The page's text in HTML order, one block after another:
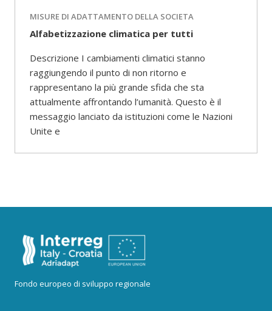
MISURE DI ADATTAMENTO DELLA SOCIETA
Alfabetizzazione climatica per tutti
Descrizione I cambiamenti climatici stanno
raggiungendo il punto di non ritorno e
rappresentano la più grande sfida che sta
attualmente affrontando l’umanità. Questo è il
messaggio lanciato da istituzioni come le Nazioni
Unite e
Fondo europeo di sviluppo regionale